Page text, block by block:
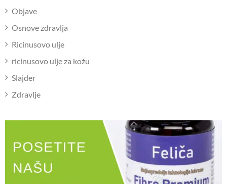
Objave
Osnove zdravlja
Ricinusovo ulje
ricinusovo ulje za kožu
Slajder
Zdravlje